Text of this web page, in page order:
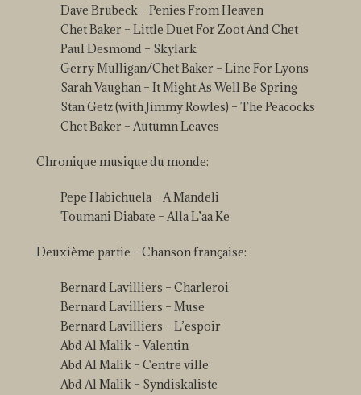
Dave Brubeck – Penies From Heaven
Chet Baker – Little Duet For Zoot And Chet
Paul Desmond – Skylark
Gerry Mulligan/Chet Baker – Line For Lyons
Sarah Vaughan – It Might As Well Be Spring
Stan Getz (with Jimmy Rowles) – The Peacocks
Chet Baker – Autumn Leaves
Chronique musique du monde:
Pepe Habichuela – A Mandeli
Toumani Diabate – Alla L’aa Ke
Deuxième partie – Chanson française:
Bernard Lavilliers – Charleroi
Bernard Lavilliers – Muse
Bernard Lavilliers – L’espoir
Abd Al Malik – Valentin
Abd Al Malik – Centre ville
Abd Al Malik – Syndiskaliste